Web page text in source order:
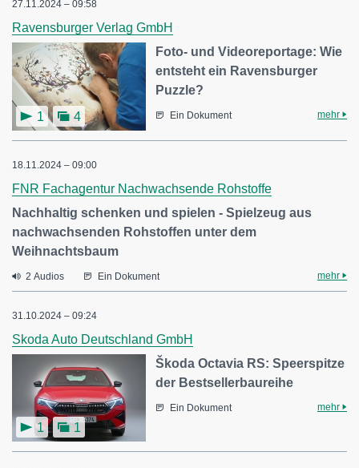
27.11.2024 – 09:58
Ravensburger Verlag GmbH
1 4
Foto- und Videoreportage: Wie
entsteht ein Ravensburger
Puzzle?
Ein Dokument mehr
18.11.2024 – 09:00
FNR Fachagentur Nachwachsende Rohstoffe
Nachhaltig schenken und spielen - Spielzeug aus
nachwachsenden Rohstoffen unter dem
Weihnachtsbaum
2 Audios Ein Dokument mehr
31.10.2024 – 09:24
Skoda Auto Deutschland GmbH
1 1
Škoda Octavia RS: Speerspitze
der Bestsellerbaureihe
Ein Dokument mehr